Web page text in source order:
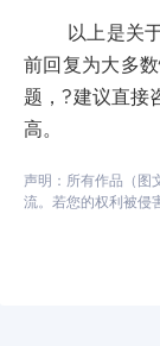
以上是关于
前回复为大多
题，?建议直接
高。
声明：所有作品（图
流。若您的权利被侵